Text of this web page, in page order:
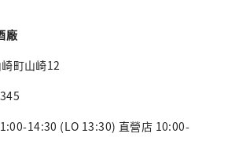
廠
町山崎12
14:30 (LO 13:30) 直營店 10:00-